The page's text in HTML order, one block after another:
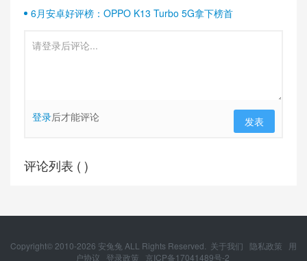
6月安卓好评榜：OPPO K13 Turbo 5G拿下榜首
登录后才能评论 发表
评论列表 ( )
Copyright© 2010-2026 安兔兔 ALL Rights Reserved. 关于我们 隐私政策
用
户协议
登录政策 京ICP备17041489号-2